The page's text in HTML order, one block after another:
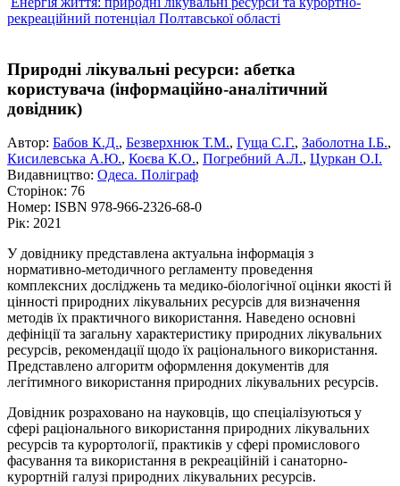
рекреаційний потенціал Полтавської області
Природні лікувальні ресурси: абетка
користувача (інформаційно-аналітичний
довідник)
Автор: Бабов К.Д., Безверхнюк Т.М., Гуща С.Г., Заболотна І.Б.,
Кисилевська А.Ю., Коєва К.О., Погребний А.Л., Цуркан О.І.
Видавництво: Одеса. Поліграф
Сторінок: 76
Номер: ISBN 978-966-2326-68-0
Рік: 2021
У довіднику представлена актуальна інформація з
нормативно-методичного регламенту проведення
комплексних досліджень та медико-біологічної оцінки якості й
цінності природних лікувальних ресурсів для визначення
методів їх практичного використання. Наведено основні
дефініції та загальну характеристику природних лікувальних
ресурсів, рекомендації щодо їх раціонального використання.
Представлено алгоритм оформлення документів для
легітимного використання природних лікувальних ресурсів.
Довідник розраховано на науковців, що спеціалізуються у
сфері раціонального використання природних лікувальних
ресурсів та курортології, практиків у сфері промислового
фасування та використання в рекреаційній і санаторно-
курортній галузі природних лікувальних ресурсів.